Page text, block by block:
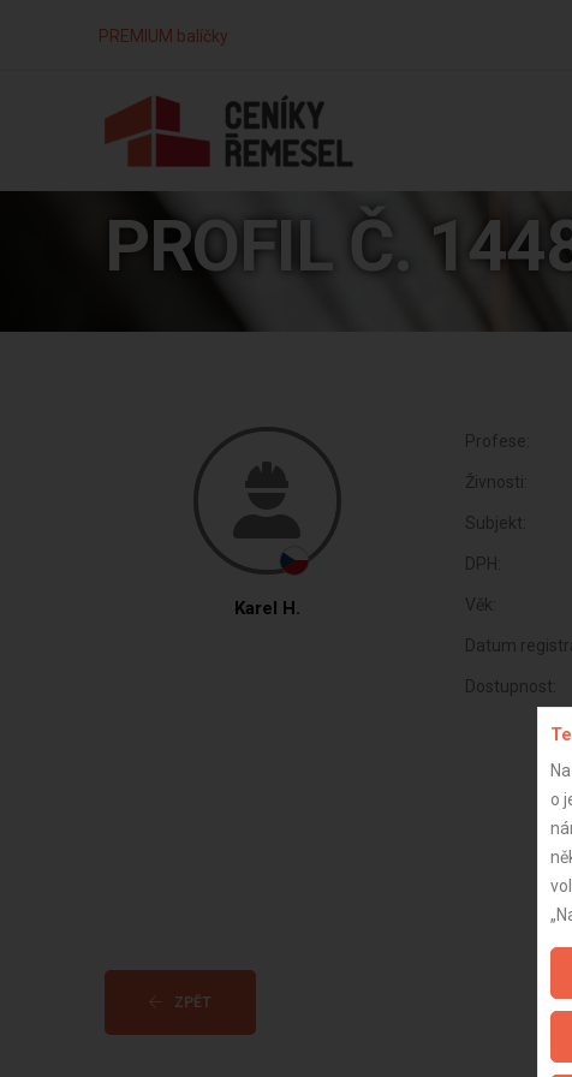
PREMIUM balíčky
PROFIL Č.
Karel H.
Profese:
Živnosti:
Subjekt:
DPH:
Věk:
Datum
Dostupnost:
ZPĚT
o